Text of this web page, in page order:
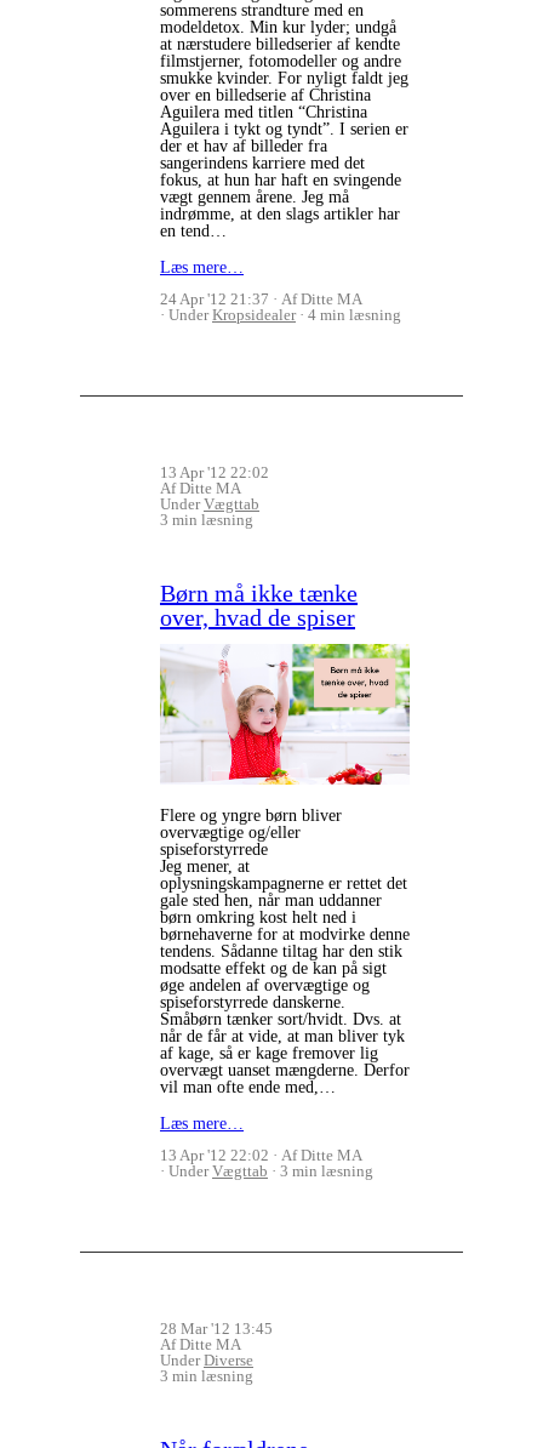
sommerens strandture med en
modeldetox. Min kur lyder; undgå
at nærstudere billedserier af kendte
filmstjerner, fotomodeller og andre
smukke kvinder. For nyligt faldt jeg
over en billedserie af Christina
Aguilera med titlen “Christina
Aguilera i tykt og tyndt”. I serien er
der et hav af billeder fra
sangerindens karriere med det
fokus, at hun har haft en svingende
vægt gennem årene. Jeg må
indrømme, at den slags artikler har
en tend…
Læs mere…
24 Apr '12 21:37
Af Ditte MA
UnderKropsidealer 4 min læsning
13 Apr '12 22:02
Af Ditte MA
UnderVægttab
3 min læsning
Børn må ikke tænke
over, hvad de spiser
Flere og yngre børn bliver
overvægtige og/eller
spiseforstyrrede
Jeg mener, at
oplysningskampagnerne er rettet det
gale sted hen, når man uddanner
børn omkring kost helt ned i
børnehaverne for at modvirke denne
tendens. Sådanne tiltag har den stik
modsatte effekt og de kan på sigt
øge andelen af overvægtige og
spiseforstyrrede danskerne.
Småbørn tænker sort/hvidt. Dvs. at
når de får at vide, at man bliver tyk
af kage, så er kage fremover lig
overvægt uanset mængderne. Derfor
vil man ofte ende med,…
Læs mere…
13 Apr '12 22:02
Af Ditte MA
UnderVægttab 3 min læsning
28 Mar '12 13:45
Af Ditte MA
UnderDiverse
3 min læsning